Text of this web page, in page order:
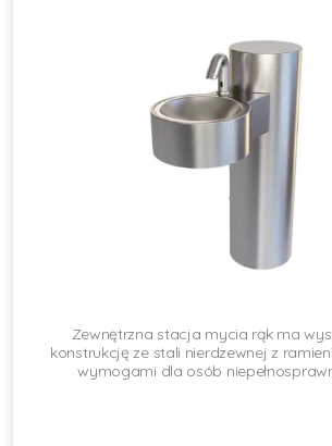
Zewnętrzna stacja mycia rąk ma
konstrukcję ze stali nierdzewnej z
wymogami dla osób